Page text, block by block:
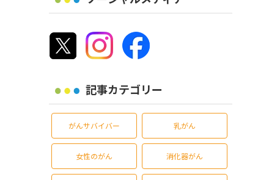
記事カテゴリー
がんサバイバー 乳がん
女性のがん 消化器がん